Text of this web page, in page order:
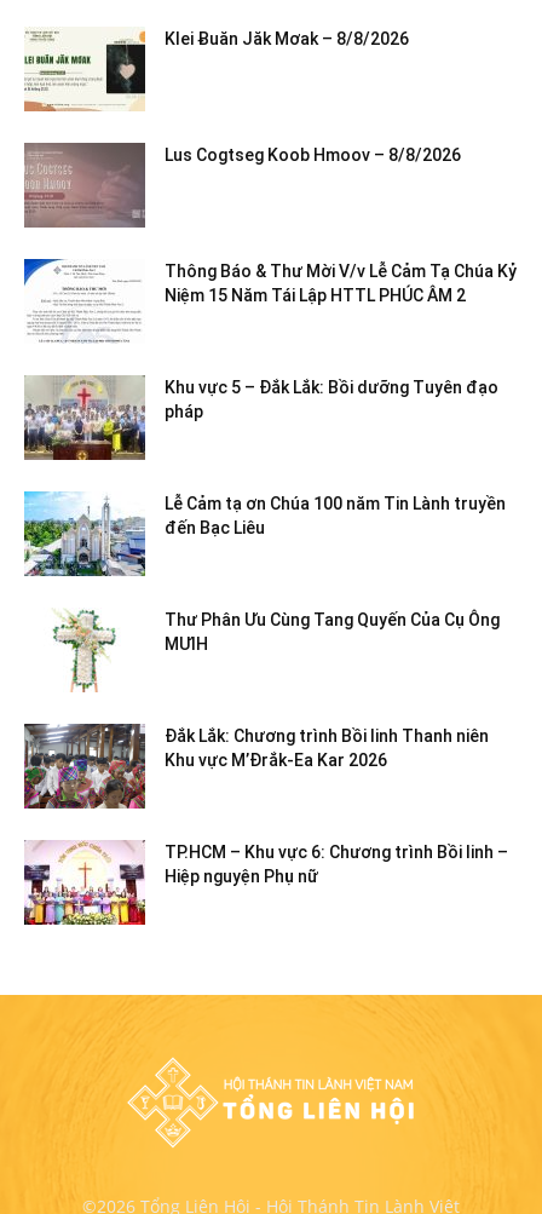
Klei Ƀuăn Jăk Mơak – 8/8/2026
Lus Cogtseg Koob Hmoov – 8/8/2026
Thông Báo & Thư Mời V/v Lễ Cảm Tạ Chúa Kỷ
Niệm 15 Năm Tái Lập HTTL PHÚC ÂM 2
Khu vực 5 – Đắk Lắk: Bồi dưỡng Tuyên đạo
pháp
Lễ Cảm tạ ơn Chúa 100 năm Tin Lành truyền
đến Bạc Liêu
Thư Phân Ưu Cùng Tang Quyến Của Cụ Ông
MƯIH
Đắk Lắk: Chương trình Bồi linh Thanh niên
Khu vực M’Đrắk-Ea Kar 2026
TP.HCM – Khu vực 6: Chương trình Bồi linh –
Hiệp nguyện Phụ nữ
©2026 Tổng Liên Hội - Hội Thánh Tin Lành Việt